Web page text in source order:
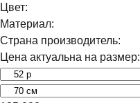
Цвет:
Материал:
Страна производитель:
Цена актуальна на размер: